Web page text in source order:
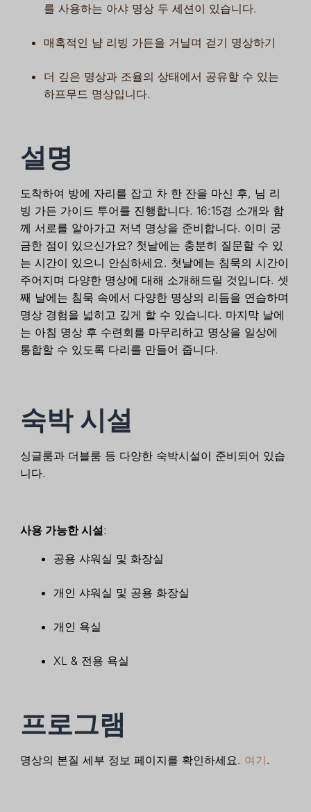
를 사용하는 아샤 명상 두 세션이 있습니다.
매혹적인 냠 리빙 가든을 거닐며 걷기 명상하기
더 깊은 명상과 조율의 상태에서 공유할 수 있는
하프무드 명상입니다.
설명
도착하여 방에 자리를 잡고 차 한 잔을 마신 후, 님 리
빙 가든 가이드 투어를 진행합니다. 16:15경 소개와 함
께 서로를 알아가고 저녁 명상을 준비합니다. 이미 궁
금한 점이 있으신가요? 첫날에는 충분히 질문할 수 있
는 시간이 있으니 안심하세요. 첫날에는 침묵의 시간이
주어지며 다양한 명상에 대해 소개해드릴 것입니다. 셋
째 날에는 침묵 속에서 다양한 명상의 리듬을 연습하며
명상 경험을 넓히고 깊게 할 수 있습니다. 마지막 날에
는 아침 명상 후 수련회를 마무리하고 명상을 일상에
통합할 수 있도록 다리를 만들어 줍니다.
숙박 시설
싱글룸과 더블룸 등 다양한 숙박시설이 준비되어 있습
니다.
사용 가능한 시설:
공용 샤워실 및 화장실
개인 샤워실 및 공용 화장실
개인 욕실
XL & 전용 욕실
프로그램
명상의 본질 세부 정보 페이지를 확인하세요. 여기.